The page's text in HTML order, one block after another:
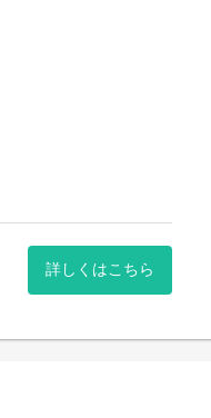
詳しくはこちら